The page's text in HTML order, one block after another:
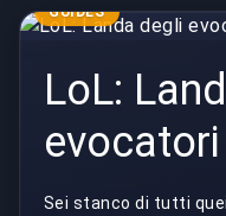
GUIDES
LoL:
evocatori
Sei stanco di tutti